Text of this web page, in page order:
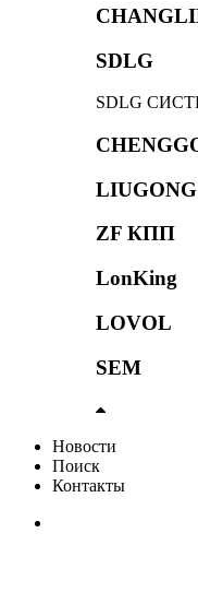
SDLG
SDLG
LIUGONG
ZF КПП
LonKing
LOVOL
SEM
Новости
Поиск
Контакты